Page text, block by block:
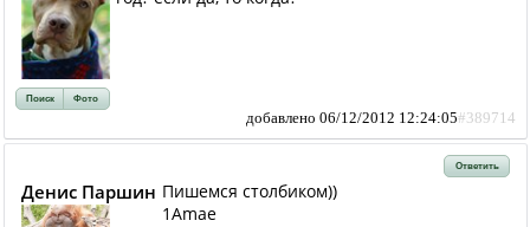
Поиск Фото
добавлено 06/12/2012 12:24:05#389714
Ответить
Денис Паршин Пишемся столбиком))
1Amae